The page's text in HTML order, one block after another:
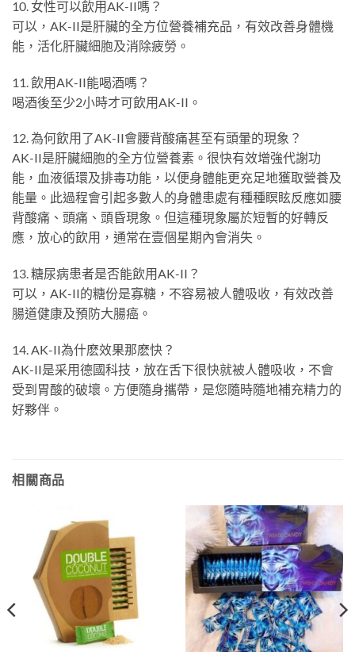
10. 女性可以飲用AK-II嗎？
可以，AK-II是肝臟的全方位營養補充品，有效改善身體機
能，活化肝臟細胞及消除疲勞。
11. 飲用AK-II能喝酒嗎？
喝酒後至少2小時才可飲用AK-II。
12. 為何飲用了AK-II會腰背酸痛甚至有頭暈的現象？
AK-II是肝臟細胞的全方位營養素。很快有效增強代謝功
能，血液循環及排毒功能，以便身體能更充足地獲取營養及
能量。此過程會引起多數人的身體患處有種種瞑眩反應如腰
背酸痛、頭痛、頭昏現象。但這種現象屬於短暫的好轉反
應，放心的飲用，通常在壹個星期內會消失。
13. 糖尿病患者是否能飲用AK-II？
可以，AK-II的糖份是寡糖，不容易被人體吸收，有效改善
腸道健康及預防大腸癌。
14. AK-II為什麽效果那麽快？
AK-II是采用德國科技，放在舌下很快就被人體吸收，不會
受到胃酸的破壞。方便隨身攜帶，是您隨時隨地補充精力的
好夥伴。
相關商品